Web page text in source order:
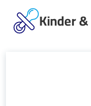
Kinder